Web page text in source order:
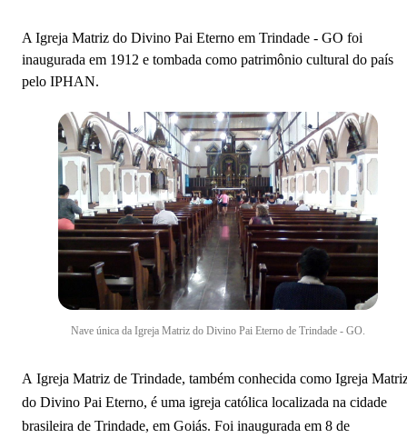
A Igreja Matriz do Divino Pai Eterno em Trindade - GO foi
inaugurada em 1912 e tombada como patrimônio cultural do país
pelo IPHAN.
Nave única da Igreja Matriz do Divino Pai Eterno de Trindade - GO.
A Igreja Matriz de Trindade, também conhecida como Igreja
do Divino Pai Eterno, é uma igreja católica localizada na cidade
brasileira de Trindade, em Goiás. Foi inaugurada em 8 de